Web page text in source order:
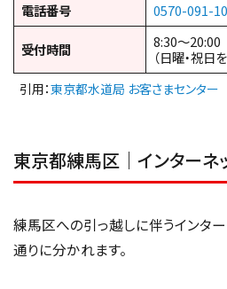
電話番号 0570-091-
受付時間
8:30～20:00
（日曜・祝日を
引用：東京都水道局 お客さまセンター
東京都練馬区｜インターネ
練馬区への引っ越しに伴うインタ
通りに分かれます。